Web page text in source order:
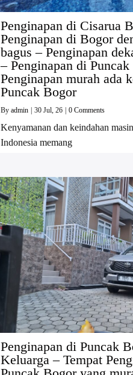
Penginapan di Cisarua
Penginapan di Bogor
bagus – Penginapan
– Penginapan di
Penginapan murah ada
Puncak Bogor
By admin 30 Jul, 26 0 Comments
Kenyamanan dan keindahan
Indonesia memang
Penginapan di Puncak
Keluarga – Tempat